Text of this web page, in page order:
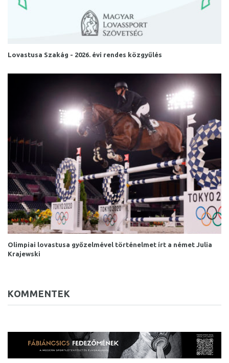
Lovastusa Szakág - 2026. évi rendes közgyűlés
Olimpiai lovastusa győzelmével történelmet írt a német Julia
Krajewski
KOMMENTEK